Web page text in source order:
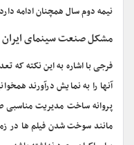
نیمه دوم سال همچنان ادامه
مشکل صنعت سینمای ایران
فرجی با اشاره به این نکته که
آنها را به نمایش درآورند
پروانه ساخت مدیریت مناسبی
مانند سوخت شدن فیلم ها در